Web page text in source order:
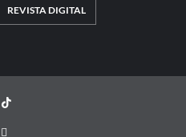
REVISTA DIGITAL
TikTok
threads